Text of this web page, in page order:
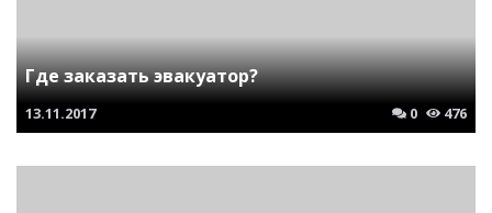
Где заказать эвакуатор?
13.11.2017 0 476